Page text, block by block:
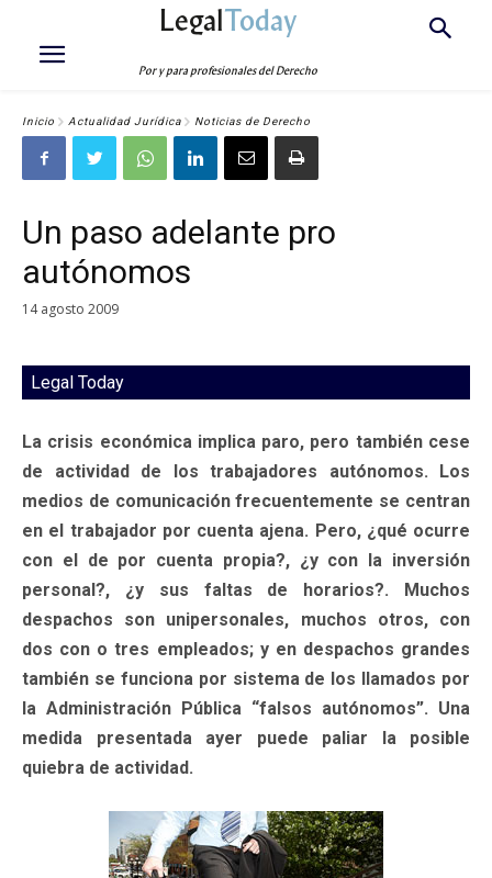
LegalToday
Por y para profesionales del Derecho
Inicio Actualidad Jurídica Noticias de Derecho
Un paso adelante pro
autónomos
14 agosto 2009
Legal Today
La crisis económica implica paro, pero también cese
de actividad de los trabajadores autónomos. Los
medios de comunicación frecuentemente se centran
en el trabajador por cuenta ajena. Pero, ¿qué ocurre
con el de por cuenta propia?, ¿y con la inversión
personal?, ¿y sus faltas de horarios?. Muchos
despachos son unipersonales, muchos otros, con
dos con o tres empleados; y en despachos grandes
también se funciona por sistema de los llamados por
la Administración Pública “falsos autónomos”. Una
medida presentada ayer puede paliar la posible
quiebra de actividad.